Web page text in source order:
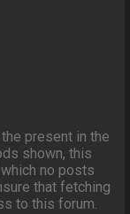
present in the
shown, this
no posts
that fetching
to this forum.